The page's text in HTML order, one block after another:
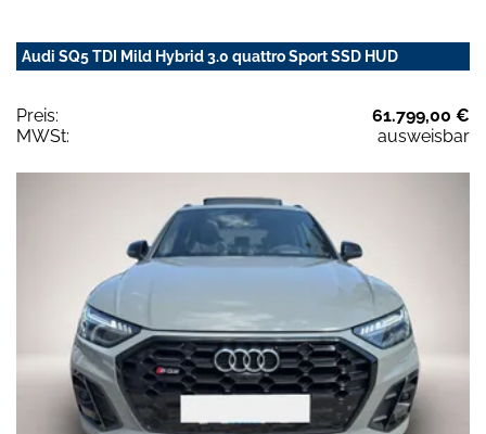
Audi SQ5 TDI Mild Hybrid 3.0 quattro Sport SSD HUD
Preis:
61.799,00 €
MWSt:
ausweisbar